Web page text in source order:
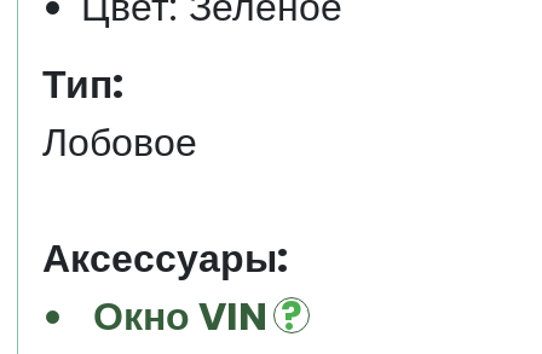
Тип:
Лобовое
Аксессуары:
Окно VIN